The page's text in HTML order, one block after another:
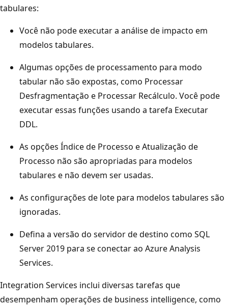
tabulares:
Você não pode executar a análise de impacto em
modelos tabulares.
Algumas opções de processamento para modo
tabular não são expostas, como Processar
Desfragmentação e Processar Recálculo. Você pode
executar essas funções usando a tarefa Executar
DDL.
As opções Índice de Processo e Atualização de
Processo não são apropriadas para modelos
tabulares e não devem ser usadas.
As configurações de lote para modelos tabulares são
ignoradas.
Defina a versão do servidor de destino como SQL
Server 2019 para se conectar ao Azure Analysis
Services.
Integration Services inclui diversas tarefas que
desempenham operações de business intelligence, como